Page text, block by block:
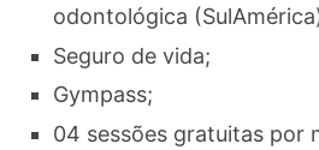
odontológica
Seguro de vida;
Gympass;
04 sessões gratuitas por